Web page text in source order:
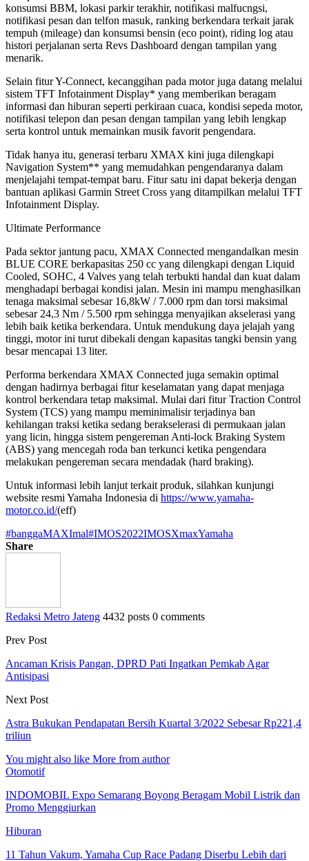
konsumsi BBM, lokasi parkir terakhir, notifikasi malfucngsi,
notifikasi pesan dan telfon masuk, ranking berkendara terkait jarak
tempuh (mileage) dan konsumsi bensin (eco point), riding log atau
histori perjalanan serta Revs Dashboard dengan tampilan yang
menarik.
Selain fitur Y-Connect, kecanggihan pada motor juga datang melalui
sistem TFT Infotainment Display* yang memberikan beragam
informasi dan hiburan seperti perkiraan cuaca, kondisi sepeda motor,
notifikasi telepon dan pesan dengan tampilan yang lebih lengkap
serta kontrol untuk memainkan musik favorit pengendara.
Tidak hanya itu, generasi terbaru XMAX kini juga dilengkapi
Navigation System** yang memudahkan pengendaranya dalam
menjelajahi tempat-tempat baru. Fitur satu ini dapat bekerja dengan
bantuan aplikasi Garmin Street Cross yang ditampilkan melalui TFT
Infotainment Display.
Ultimate Performance
Pada sektor jantung pacu, XMAX Connected mengandalkan mesin
BLUE CORE berkapasitas 250 cc yang dilengkapi dengan Liquid
Cooled, SOHC, 4 Valves yang telah terbukti handal dan kuat dalam
menghadapi berbagai kondisi jalan. Mesin ini mampu menghasilkan
tenaga maksimal sebesar 16,8kW / 7.000 rpm dan torsi maksimal
sebesar 24,3 Nm / 5.500 rpm sehingga menyajikan akselerasi yang
lebih baik ketika berkendara. Untuk mendukung daya jelajah yang
tinggi, motor ini turut dibekali dengan kapasitas tangki bensin yang
besar mencapai 13 liter.
Performa berkendara XMAX Connected juga semakin optimal
dengan hadirnya berbagai fitur keselamatan yang dapat menjaga
kontrol berkendara tetap maksimal. Mulai dari fitur Traction Control
System (TCS) yang mampu meminimalisir terjadinya ban
kehilangan traksi ketika sedang berakselerasi di permukaan jalan
yang licin, hingga sistem pengereman Anti-lock Braking System
(ABS) yang mencegah roda ban terkunci ketika pengendara
melakukan pengereman secara mendadak (hard braking).
Untuk informasi lebih lanjut terkait produk, silahkan kunjungi
website resmi Yamaha Indonesia di https://www.yamaha-
motor.co.id/(eff)
#banggaMAXImal#IMOS2022IMOSXmaxYamaha
Share
Redaksi Metro Jateng 4432 posts 0 comments
Prev Post
Ancaman Krisis Pangan, DPRD Pati Ingatkan Pemkab Agar
Antisipasi
Next Post
Astra Bukukan Pendapatan Bersih Kuartal 3/2022 Sebesar Rp221,4
triliun
You might also like More from author
Otomotif
INDOMOBIL Expo Semarang Boyong Beragam Mobil Listrik dan
Promo Menggiurkan
Hiburan
11 Tahun Vakum, Yamaha Cup Race Padang Diserbu Lebih dari